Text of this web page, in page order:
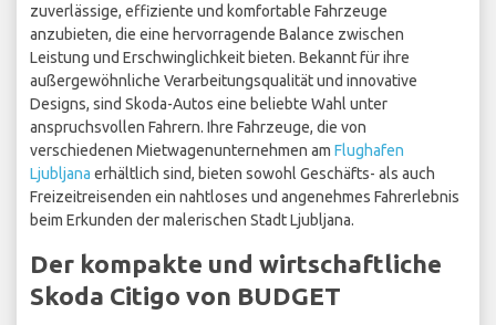
zuverlässige, effiziente und komfortable Fahrzeuge
anzubieten, die eine hervorragende Balance zwischen
Leistung und Erschwinglichkeit bieten. Bekannt für ihre
außergewöhnliche Verarbeitungsqualität und innovative
Designs, sind Skoda-Autos eine beliebte Wahl unter
anspruchsvollen Fahrern. Ihre Fahrzeuge, die von
verschiedenen Mietwagenunternehmen am Flughafen
Ljubljana erhältlich sind, bieten sowohl Geschäfts- als auch
Freizeitreisenden ein nahtloses und angenehmes Fahrerlebnis
beim Erkunden der malerischen Stadt Ljubljana.
Der kompakte und wirtschaftliche
Skoda Citigo von BUDGET